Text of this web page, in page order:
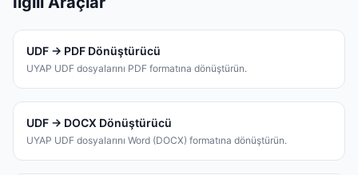
UDF → PDF Dönüştürücü
UYAP UDF dosyalarını PDF formatına dönüştürün.
UDF → DOCX Dönüştürücü
UYAP UDF dosyalarını Word (DOCX) formatına dönüştürün.